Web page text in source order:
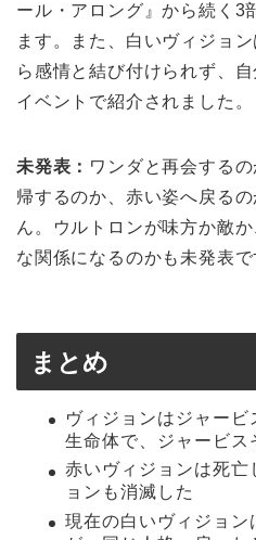
ール・アロング』から続く3
ます。また、白いヴィジョ
ら感情と結び付けられず、
イベントで紹介されました。
未発表： ワンダと再会する
帰するのか、赤い姿へ戻る
ん。ウルトロンが味方か敵
な関係になるのかも未発表で
まとめ
ヴィジョンはジャー
生命体で、ジャービス
赤いヴィジョンは死亡
ョンも消滅した
現在の白いヴィジョン